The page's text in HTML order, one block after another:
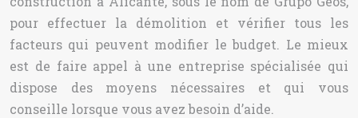
pour effectuer la démolition et vérifier tous les
facteurs qui peuvent modifier le budget. Le mieux
est de faire appel à une entreprise spécialisée qui
dispose des moyens nécessaires et qui vous
conseille lorsque vous avez besoin d’aide.